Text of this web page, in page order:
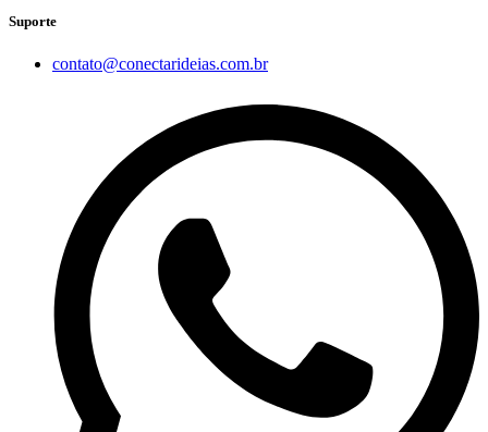
Suporte
contato@conectarideias.com.br